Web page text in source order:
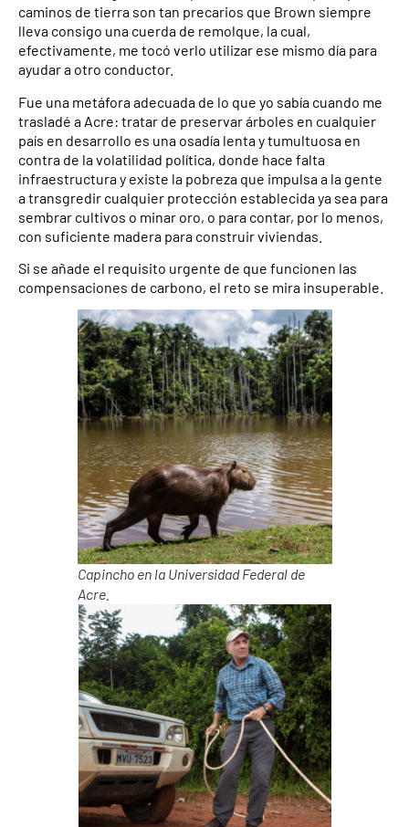
caminos de tierra son tan precarios que Brown siempre
lleva consigo una cuerda de remolque, la cual,
efectivamente, me tocó verlo utilizar ese mismo día para
ayudar a otro conductor.
Fue una metáfora adecuada de lo que yo sabía cuando me
trasladé a Acre: tratar de preservar árboles en cualquier
país en desarrollo es una osadía lenta y tumultuosa en
contra de la volatilidad política, donde hace falta
infraestructura y existe la pobreza que impulsa a la gente
a transgredir cualquier protección establecida ya sea para
sembrar cultivos o minar oro, o para contar, por lo menos,
con suficiente madera para construir viviendas.
Si se añade el requisito urgente de que funcionen las
compensaciones de carbono, el reto se mira insuperable.
Capincho en la Universidad Federal de
Acre.